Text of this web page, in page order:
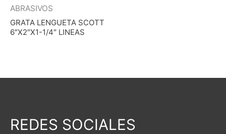
ABRASIVOS
GRATA LENGUETA SCOTT
6″X2″X1-1/4″ LINEAS
REDES SOCIALES